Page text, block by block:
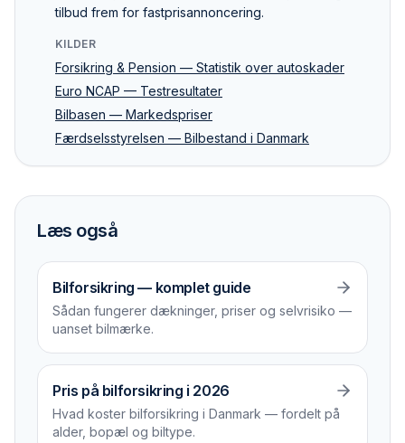
tilbud frem for fastpris­annoncering.
KILDER
Forsikring & Pension — Statistik over autoskader
Euro NCAP — Testresultater
Bilbasen — Markedspriser
Færdselsstyrelsen — Bilbestand i Danmark
Læs også
Bilforsikring — komplet guide
Sådan fungerer dækninger, priser og selvrisiko —
uanset bilmærke.
Pris på bilforsikring i 2026
Hvad koster bilforsikring i Danmark — fordelt på
alder, bopæl og biltype.